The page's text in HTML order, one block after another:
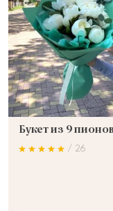
Букет из 9
/ 26